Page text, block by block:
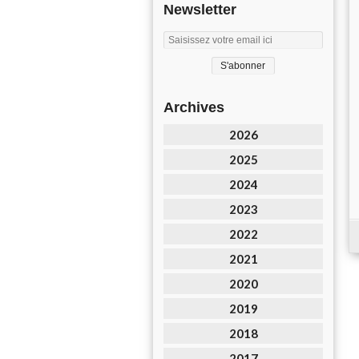
Newsletter
Archives
2026
2025
2024
2023
2022
2021
2020
2019
2018